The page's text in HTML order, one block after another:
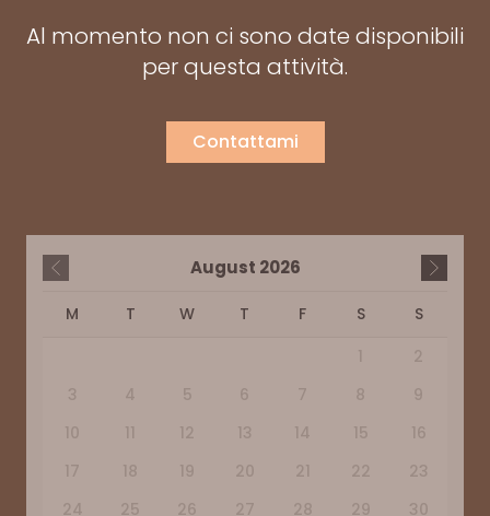
Al momento non ci sono date disponibili
per questa attività.
Contattami
August 2026
M T W T F S
S
1
2
3
4 5 6 7 8
9
10
11 12 13 14 15
16
17
18 19 20 21 22
23
24
25 26 27 28 29 30